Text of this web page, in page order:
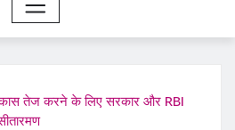
तेज करने के लिए सरकार और RBI